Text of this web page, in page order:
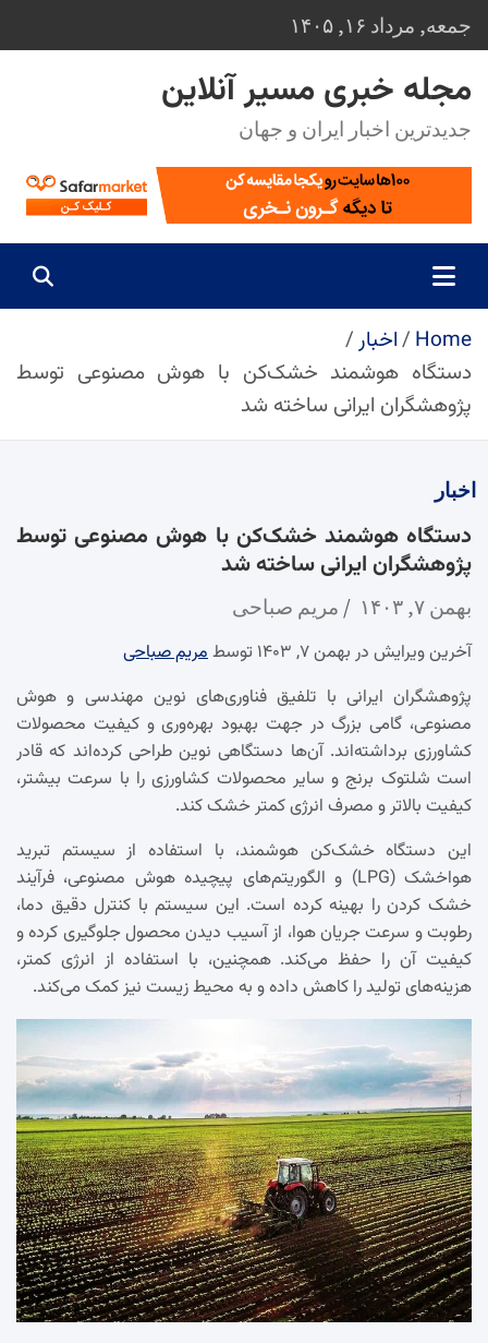
to
content
جمعه, مرداد ۱۶, ۱۴۰۵
مجله خبری مسیر آنلاین
جدیدترین اخبار ایران و جهان
Home
اخبار
دستگاه هوشمند خشک‌کن با هوش مصنوعی توسط
پژوهشگران ایرانی ساخته شد
اخبار
دستگاه هوشمند خشک‌کن با هوش مصنوعی توسط
پژوهشگران ایرانی ساخته شد
بهمن ۷, ۱۴۰۳ مریم صباحی
آخرین ویرایش در بهمن ۷, ۱۴۰۳ توسط
مریم صباحی
پژوهشگران ایرانی با تلفیق فناوری‌های نوین مهندسی و هوش
مصنوعی، گامی بزرگ در جهت بهبود بهره‌وری و کیفیت محصولات
کشاورزی برداشته‌اند. آن‌ها دستگاهی نوین طراحی کرده‌اند که قادر
است شلتوک برنج و سایر محصولات کشاورزی را با سرعت بیشتر،
کیفیت بالاتر و مصرف انرژی کمتر خشک کند.
این دستگاه خشک‌کن هوشمند، با استفاده از سیستم تبرید
هواخشک (LPG) و الگوریتم‌های پیچیده هوش مصنوعی، فرآیند
خشک کردن را بهینه کرده است. این سیستم با کنترل دقیق دما،
رطوبت و سرعت جریان هوا، از آسیب دیدن محصول جلوگیری کرده و
کیفیت آن را حفظ می‌کند. همچنین، با استفاده از انرژی کمتر،
هزینه‌های تولید را کاهش داده و به محیط زیست نیز کمک می‌کند.